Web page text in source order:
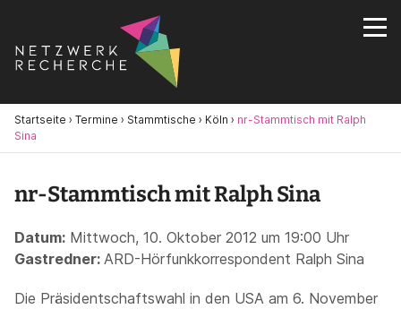
Startseite › Termine › Stammtische › Köln › nr-Stammtisch mit Ralph
Sina
nr-Stammtisch mit Ralph Sina
Datum: Mittwoch, 10. Oktober 2012 um 19:00 Uhr
Gastredner: ARD-Hörfunkkorrespondent Ralph Sina
Die Präsidentschaftswahl in den USA am 6. November